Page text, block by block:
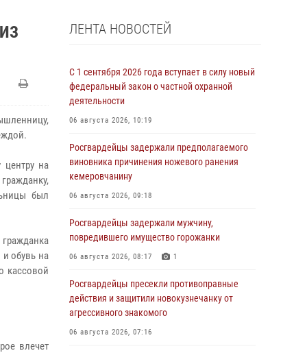
центру на
был
обувь на
кассовой
влечет
ЛЕНТА НОВОСТЕЙ
С 1 сентября 2026 года вступает в силу новый
федеральный закон о частной охранной
деятельности
06 августа 2026, 10:19
Росгвардейцы задержали предполагаемого
виновника причинения ножевого ранения
кемеровчанину
06 августа 2026, 09:18
Росгвардейцы задержали мужчину,
повредившего имущество горожанки
06 августа 2026, 08:17 1
Росгвардейцы пресекли противоправные
действия и защитили новокузнечанку от
агрессивного знакомого
06 августа 2026, 07:16